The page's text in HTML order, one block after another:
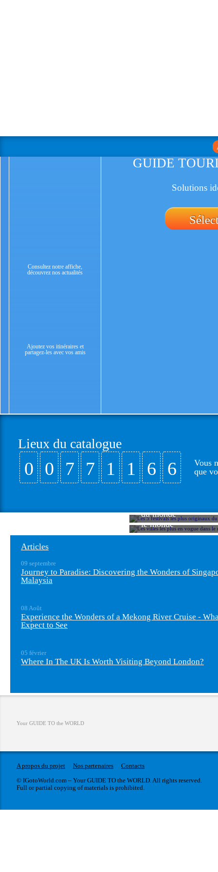
Consultez notre affiche,
découvrez nos actualités
Ajoutez vos itinéraires et
partagez-les avec vos amis
GUIDE
Solutions
Lieux du catalogue
0 0 7 7 1 1 6 6
Vous
que
du monde
Les villes les plus en
le monde
Articles
09 septembre
Journey to Paradise: Discovering the Wonders of
Malaysia
08 Août
Experience the Wonders of a Mekong River Cruise -
Expect to See
05 février
Where In The UK Is Worth Visiting Beyond London?
Your GUIDE TO the WORLD
A propos du projet Nos partenaires
Contacts
© IGotoWorld.com – Your GUIDE TO the WORLD. All rights reserved.
Full or partial copying of materials is prohibited.